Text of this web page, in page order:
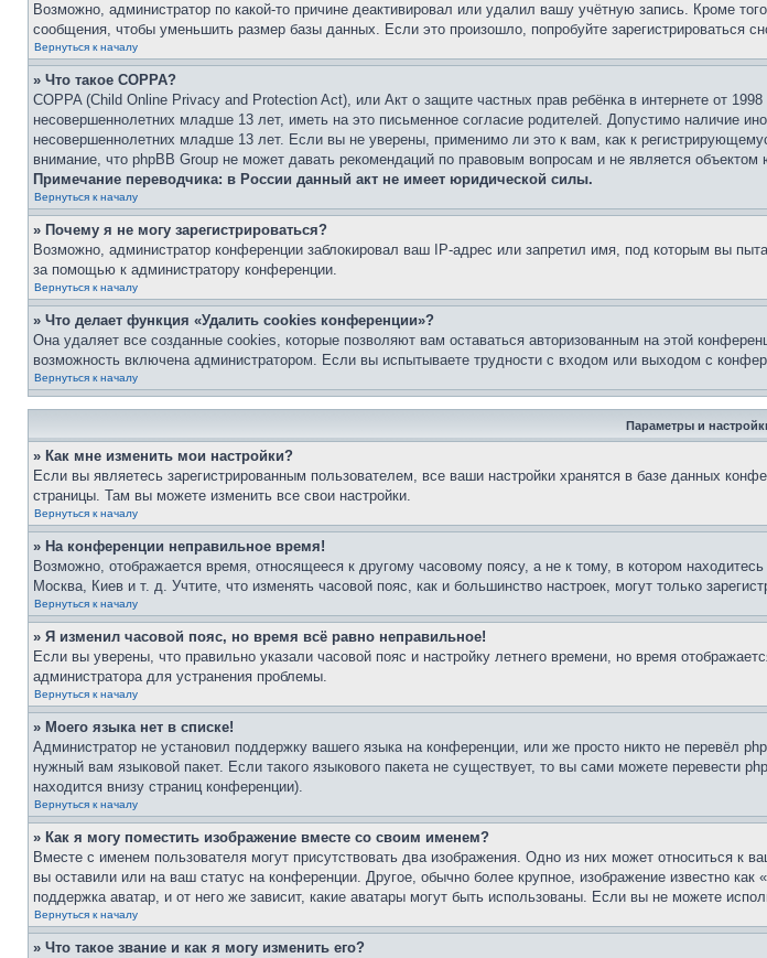
Возможно, администратор по какой-то причине деактивировал или удалил вашу учётную запись. Кроме
сообщения, чтобы уменьшить размер базы данных. Если это произошло, попробуйте зарегистрироваться
Вернуться к началу
» Что такое COPPA?
COPPA (Child Online Privacy and Protection Act), или Акт о защите частных прав ребёнка в интернете от
несовершеннолетних младше 13 лет, иметь на это письменное согласие родителей. Допустимо наличие
несовершеннолетних младше 13 лет. Если вы не уверены, применимо ли это к вам, как к
внимание, что phpBB Group не может давать рекомендаций по правовым вопросам и не является
Примечание переводчика: в России данный акт не имеет юридической силы.
Вернуться к началу
» Почему я не могу зарегистрироваться?
Возможно, администратор конференции заблокировал ваш IP-адрес или запретил имя, под которым вы
за помощью к администратору конференции.
Вернуться к началу
» Что делает функция «Удалить cookies конференции»?
Она удаляет все созданные cookies, которые позволяют вам оставаться авторизованным на этой
возможность включена администратором. Если вы испытываете трудности с входом или выходом с
Вернуться к началу
Параметры и
» Как мне изменить мои настройки?
Если вы являетесь зарегистрированным пользователем, все ваши настройки хранятся в базе данных
страницы. Там вы можете изменить все свои настройки.
Вернуться к началу
» На конференции неправильное время!
Возможно, отображается время, относящееся к другому часовому поясу, а не к тому, в котором
Москва, Киев и т. д. Учтите, что изменять часовой пояс, как и большинство настроек, могут только
Вернуться к началу
» Я изменил часовой пояс, но время всё равно неправильное!
Если вы уверены, что правильно указали часовой пояс и настройку летнего времени, но время
администратора для устранения проблемы.
Вернуться к началу
» Моего языка нет в списке!
Администратор не установил поддержку вашего языка на конференции, или же просто никто не перевёл
нужный вам языковой пакет. Если такого языкового пакета не существует, то вы сами можете
находится внизу страниц конференции).
Вернуться к началу
» Как я могу поместить изображение вместе со своим именем?
Вместе с именем пользователя могут присутствовать два изображения. Одно из них может относиться
вы оставили или на ваш статус на конференции. Другое, обычно более крупное, изображение известно
поддержка аватар, и от него же зависит, какие аватары могут быть использованы. Если вы не можете
Вернуться к началу
» Что такое звание и как я могу изменить его?